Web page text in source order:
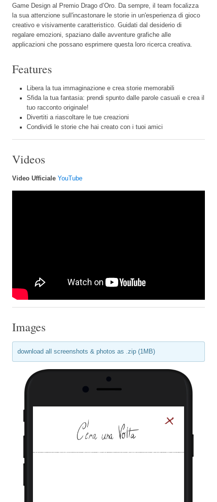
Game Design al Premio Drago d’Oro. Da sempre, il team focalizza
la sua attenzione sull'incastonare le storie in un'esperienza di gioco
creativo e visivamente caratteristico. Guidati dal desiderio di
regalare emozioni, spaziano dalle avventure grafiche alle
applicazioni che possano esprimere questa loro ricerca creativa.
Features
Libera la tua immaginazione e crea storie memorabili
Sfida la tua fantasia: prendi spunto dalle parole casuali e crea il
tuo racconto originale!
Divertiti a riascoltare le tue creazioni
Condividi le storie che hai creato con i tuoi amici
Videos
Video Ufficiale YouTube
Images
download all screenshots & photos as .zip (1MB)